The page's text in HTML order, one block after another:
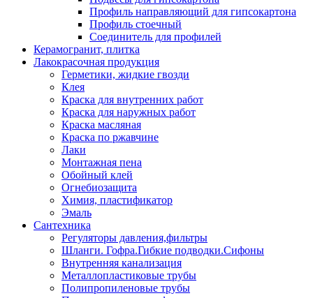
Профиль направляющий для гипсокартона
Профиль стоечный
Соединитель для профилей
Керамогранит, плитка
Лакокрасочная продукция
Герметики, жидкие гвозди
Клея
Краска для внутренних работ
Краска для наружных работ
Краска масляная
Краска по ржавчине
Лаки
Монтажная пена
Обойный клей
Огнебиозащита
Химия, пластификатор
Эмаль
Сантехника
Регуляторы давления,фильтры
Шланги. Гофра.Гибкие подводки.Сифоны
Внутренняя канализация
Металлопластиковые трубы
Полипропиленовые трубы